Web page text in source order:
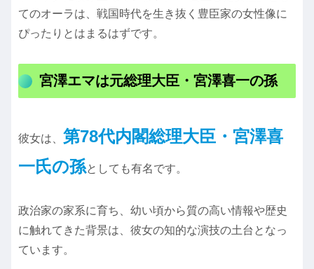
てのオーラは、戦国時代を生き抜く豊臣家の女性像に
ぴったりとはまるはずです。
宮澤エマは元総理大臣・宮澤喜一の孫
彼女は、 第78代内閣総理大臣・宮澤喜
一氏の孫としても有名です。
政治家の家系に育ち、幼い頃から質の高い情報や歴史
に触れてきた背景は、彼女の知的な演技の土台となっ
ています。